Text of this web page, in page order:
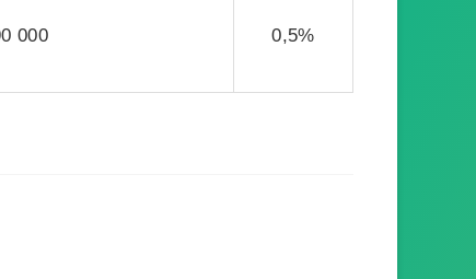
000 0,5%